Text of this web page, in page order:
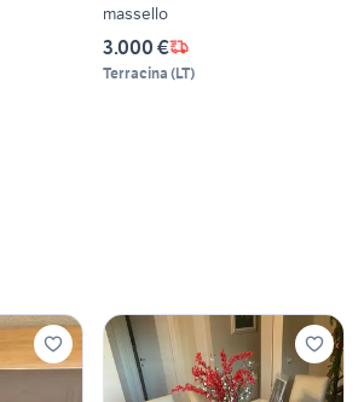
massello
3.000 €
Terracina (LT)